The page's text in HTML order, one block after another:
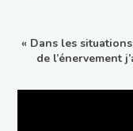
« Dans les
de l’énervement